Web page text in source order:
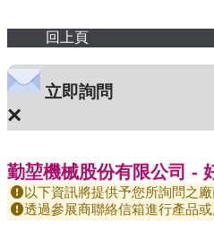
回上頁
立即詢問
×
勤堃機械股份有限公司 -
以下資訊將提供予您所詢問之
透過參展商聯絡信箱進行產品